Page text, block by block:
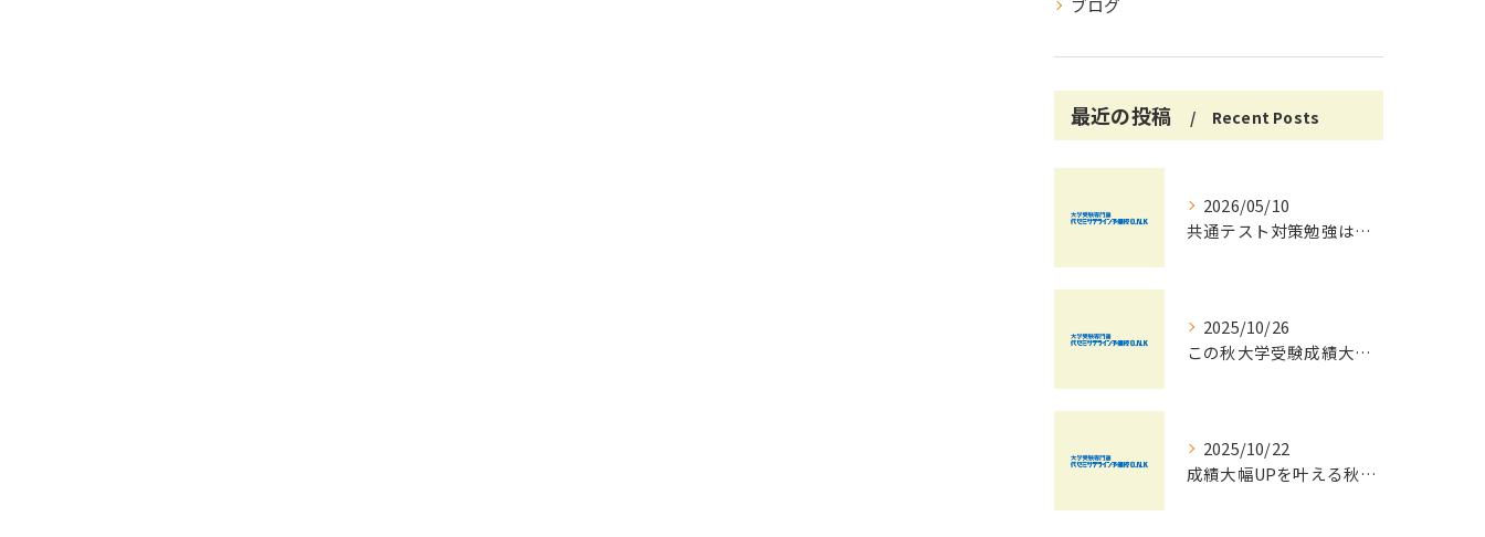
ブログ
最近の投稿 Recent Posts
2026/05/10
共通テスト対策勉強は早めに始めましょう！
2025/10/26
この秋大学受験成績大幅UPの秘訣
2025/10/22
成績大幅UPを叶える秋の効率学習法